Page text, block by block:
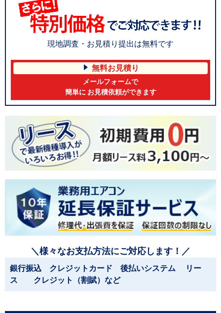
現地調査・お見積り提出は無料です
無料お見積り
メールフォームで
簡単に お見積依頼ができます
＼様々なお支払方法にご対応します！／
銀行振込 クレジットカード 後払いシステム リー
ス クレジット（割賦）など